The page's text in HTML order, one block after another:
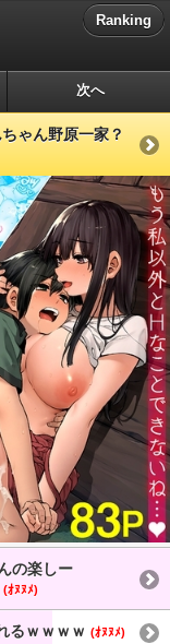
Ranking
次へ
ゃん野原一家？
の楽しー
(ｵﾇﾇﾒ)
るｗｗｗｗ (ｵﾇﾇﾒ)